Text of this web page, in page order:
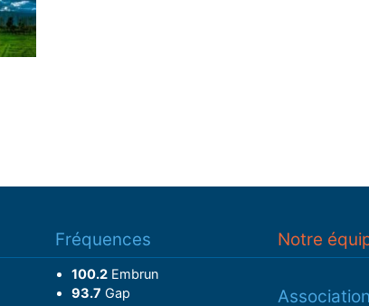
Fréquences
100.2Embrun
93.7 Gap
Notre
Association